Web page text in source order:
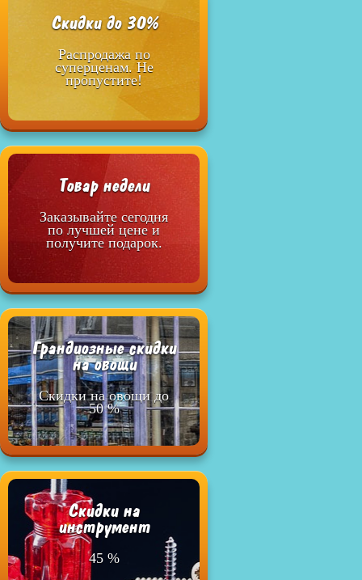
Скидки до 30%
Распродажа по
суперценам. Не
пропустите!
Товар недели
Заказывайте сегодня
по лучшей цене и
получите подарок.
Грандиозные скидки
на овощи
Скидки на овощи до
50 %
Cкидки на
инструмент
45 %